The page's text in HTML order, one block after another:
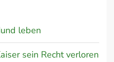
leben
sein Recht verloren